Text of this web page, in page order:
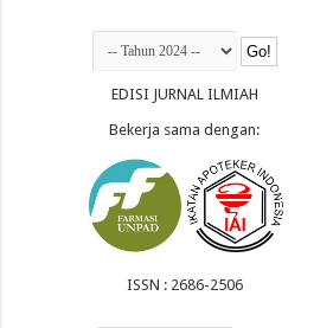
EDISI JURNAL ILMIAH
Bekerja sama dengan:
ISSN : 2686-2506